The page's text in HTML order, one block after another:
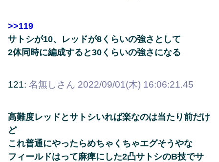
>>119
サトシが10、レッドが8くらいの強さとして
2体同時に編成すると30くらいの強さになる
121: 名無しさん 2022/09/01(木) 16:06:21.45
高難度レッドとサトシいれば楽なのは当たり前だけ
ど
これ普通にやったらめちゃくちゃエグそうやな
フィールドはって麻痺にした2凸サトシのB技でサ